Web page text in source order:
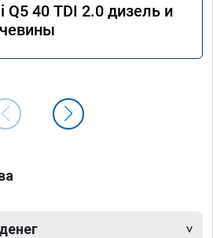
Q5 40 TDI 2.0 дизель и